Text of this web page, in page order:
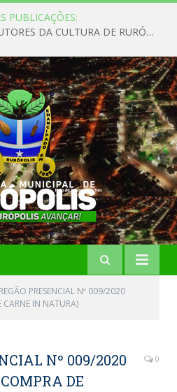
PUBLICAÇÕES:
ESCUTA PÚBLICA COM AUTORES DA CULTURA DE RURÓPOLIS
PRESENCIAL Nº 009/2020
IN NATURA)
Nº 009/2020
DE
0